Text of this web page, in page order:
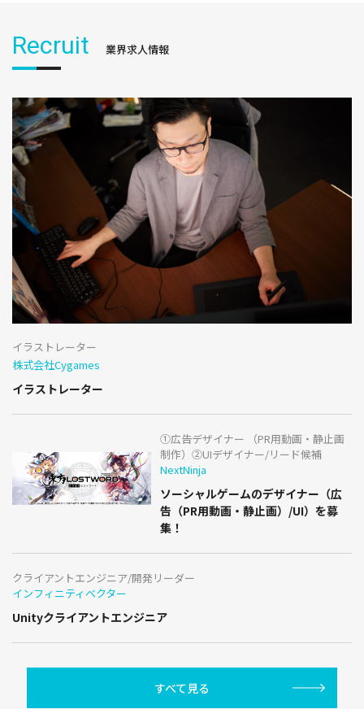
Recruit 業界求人情報
イラストレーター
株式会社Cygames
イラストレーター
①広告デザイナー （PR用動画・静止画
制作）②UIデザイナー/リード候補
NextNinja
ソーシャルゲームのデザイナー（広
告（PR用動画・静止画）/UI）を募
集！
クライアントエンジニア/開発リーダー
インフィニティベクター
Unityクライアントエンジニア
すべて見る